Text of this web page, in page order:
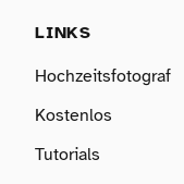
LINKS
Hochzeitsfotograf
Kostenlos
Tutorials